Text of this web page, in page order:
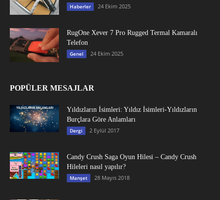
Haberler 24 Ekim 2025
RugOne Xever 7 Pro Rugged Termal Kamaralı
Telefon
Genel 24 Ekim 2025
POPÜLER MESAJLAR
Yıldızların İsimleri: Yıldız İsimleri-Yıldızların
Burçlara Göre Anlamları
Dergi 2 Eylül 2017
Candy Crush Saga Oyun Hilesi – Candy Crush
Hileleri nasıl yapılır?
Manşet 28 Mayıs 2018